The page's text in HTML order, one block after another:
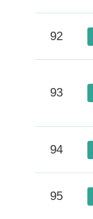
92
93
94
95